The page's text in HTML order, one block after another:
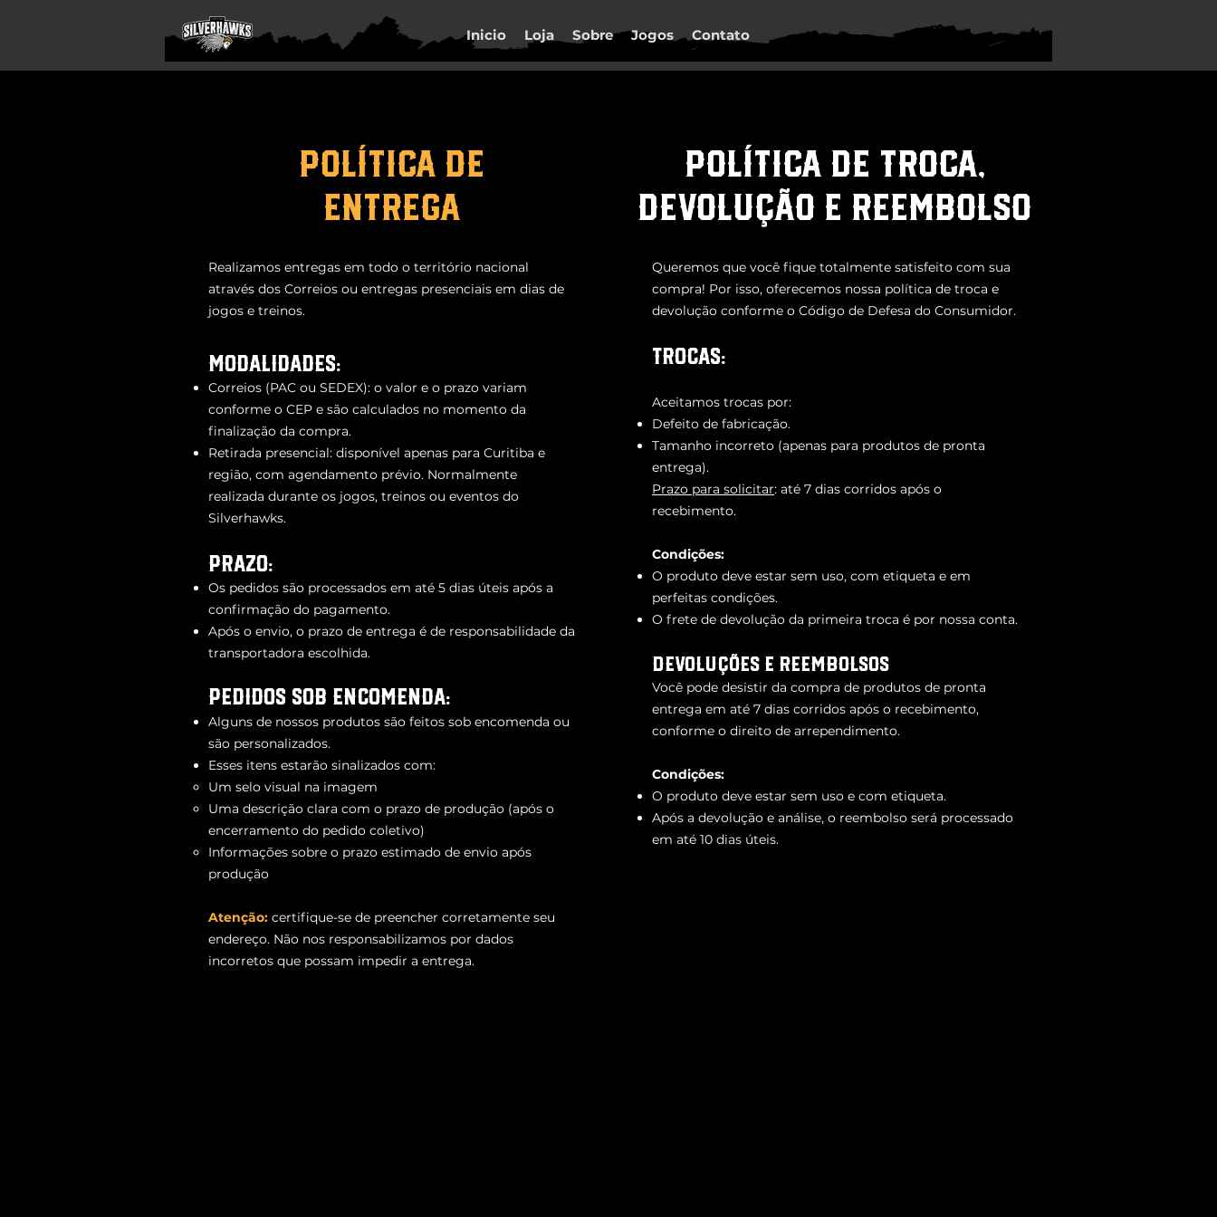
Inicio Loja Sobre Jogos Contato
POLÍTICA DE
ENTREGA
Realizamos entregas em todo o território nacional
através dos Correios ou entregas presenciais em dias de
jogos e treinos.
Modalidades:
Correios (PAC ou SEDEX): o valor e o prazo variam
conforme o CEP e são calculados no momento da
finalização da compra.
Retirada presencial: disponível apenas para Curitiba e
região, com agendamento prévio. Normalmente
realizada durante os jogos, treinos ou eventos do
Silverhawks.
Prazo:
Os pedidos são processados em até 5 dias úteis após a
confirmação do pagamento.
Após o envio, o prazo de entrega é de responsabilidade da
transportadora escolhida.
PEDIDOS SOB ENCOMENDA:
Alguns de nossos produtos são feitos sob encomenda ou
são personalizados.
Esses itens estarão sinalizados com:
Um selo visual na imagem
Uma descrição clara com o prazo de produção (após o
encerramento do pedido coletivo)
Informações sobre o prazo estimado de envio após
produção
Atenção: certifique-se de preencher corretamente seu
endereço. Não nos responsabilizamos por dados
incorretos que possam impedir a entrega.
POLÍTICA DE TROCA,
DEVOLUÇÃO E REEMBOLSO
Queremos que você fique totalmente satisfeito com sua
compra! Por isso, oferecemos nossa política de troca e
devolução conforme o Código de Defesa do Consumidor.
Trocas:
Aceitamos trocas por:
Defeito de fabricação.
Tamanho incorreto (apenas para produtos de pronta
entrega).
Prazo para solicitar: até 7 dias corridos após o
recebimento.
Condições:
O produto deve estar sem uso, com etiqueta e em
perfeitas condições.
O frete de devolução da primeira troca é por nossa conta.
Devoluções e Reembolsos
Você pode desistir da compra de produtos de pronta
entrega em até 7 dias corridos após o recebimento,
conforme o direito de arrependimento.
Condições:
O produto deve estar sem uso e com etiqueta.
Após a devolução e análise, o reembolso será processado
em até 10 dias úteis.